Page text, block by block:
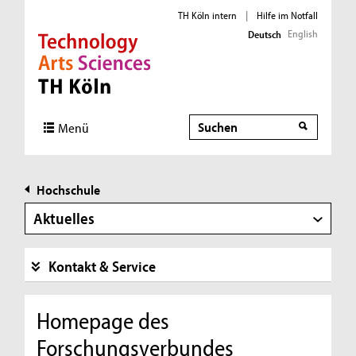
Direkt zur Hauptnavigation
Direkt zur Subnavigation
Direkt zum Inhalt
Direkt zum Fußbereich
TH Köln intern |
Hilfe im Notfall
Deutsch English
Menü Suche
Hochschule
Aktuelles
Kontakt & Service
Homepage des
Forschungsverbundes